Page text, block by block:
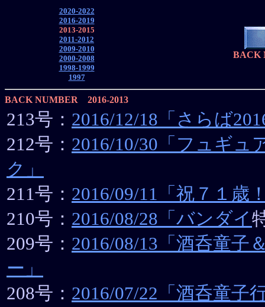
2020-2022
2016-2019
2013-2015
2011-2012
2009-2010
2000-2008
1998-1999
1997
BACK
BACK NUMBER 2016-2013
213号： 2016/12/18「さらば
212号： 2016/10/30「フュギュ
ク」
211号： 2016/09/11「祝７１歳
210号： 2016/08/28「 バンダイ
209号： 2016/08/13「酒呑童子
ー」
208号： 2016/07/22「酒呑童子